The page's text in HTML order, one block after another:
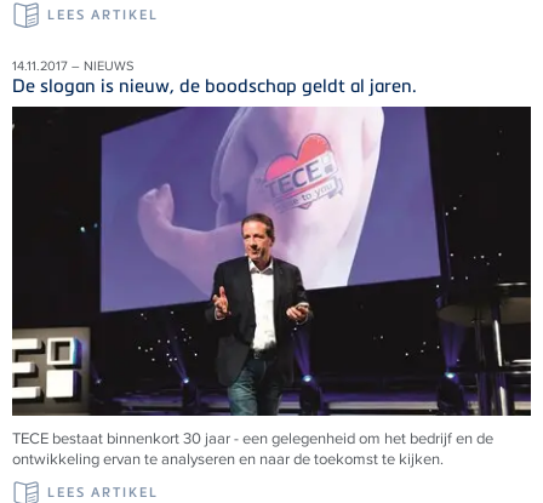
LEES ARTIKEL
14.11.2017 – NIEUWS
De slogan is nieuw, de boodschap geldt al jaren.
TECE bestaat binnenkort 30 jaar - een gelegenheid om het bedrijf en de
ontwikkeling ervan te analyseren en naar de toekomst te kijken.
LEES ARTIKEL